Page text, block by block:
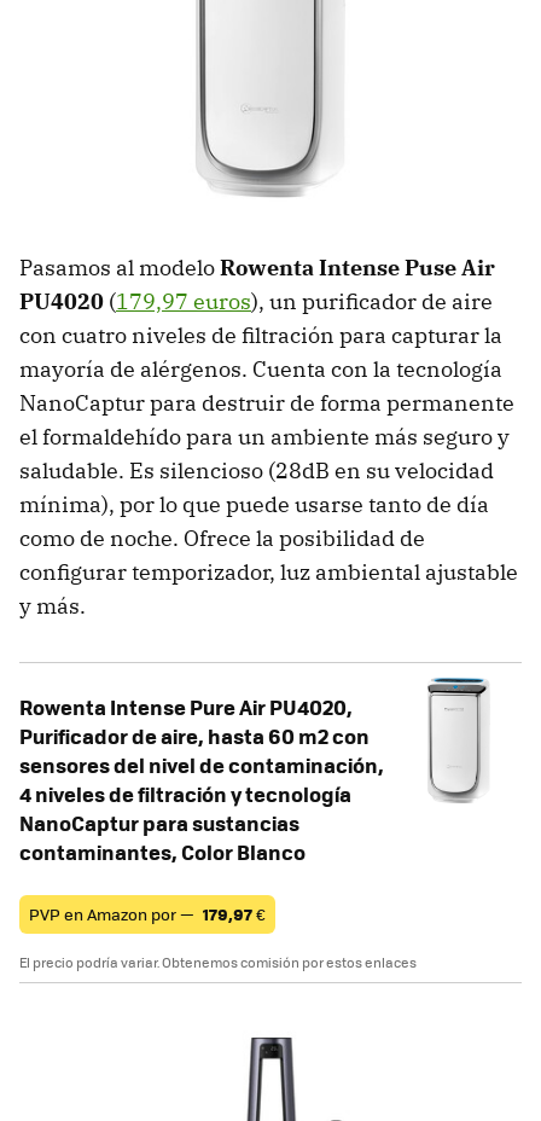
Pasamos al modeloRowenta Intense Puse Air
PU4020 (179,97 euros), un purificador de aire
con cuatro niveles de filtración para capturar la
mayoría de alérgenos. Cuenta con la tecnología
NanoCaptur para destruir de forma permanente
el formaldehído para un ambiente más seguro y
saludable. Es silencioso (28dB en su velocidad
mínima), por lo que puede usarse tanto de día
como de noche. Ofrece la posibilidad de
configurar temporizador, luz ambiental ajustable
y más.
Rowenta Intense Pure Air PU4020,
Purificador de aire, hasta 60 m2 con
sensores del nivel de contaminación,
4 niveles de filtración y tecnología
NanoCaptur para sustancias
contaminantes, Color Blanco
PVP en Amazon por — 179,97€
El precio podría variar. Obtenemos comisión por estos enlaces